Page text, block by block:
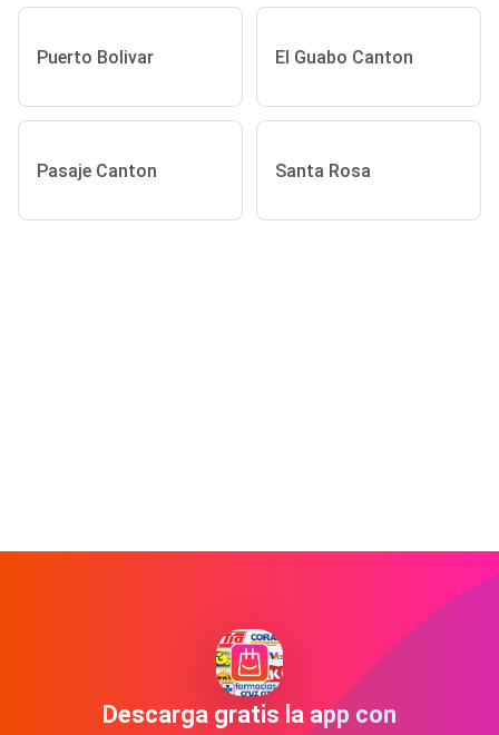
Puerto Bolivar El Guabo Canton
Pasaje Canton Santa Rosa
Descarga gratis la app con